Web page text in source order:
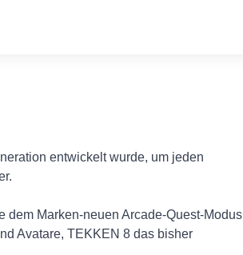
entwickelt wurde, um jeden
Marken-neuen Arcade-Quest-Modus
Avatare, TEKKEN 8 das bisher